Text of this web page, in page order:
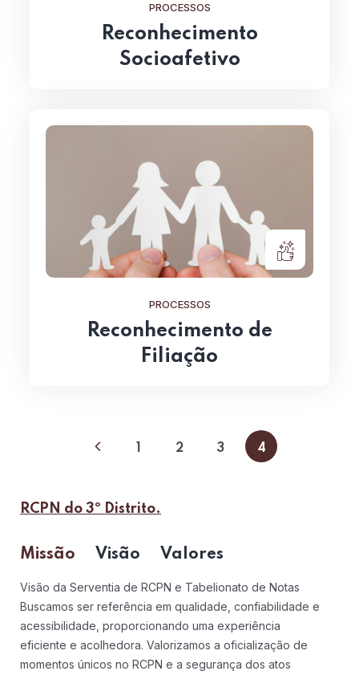
PROCESSOS
Reconhecimento
Socioafetivo
PROCESSOS
Reconhecimento de
Filiação
2 3 4
RCPN do 3º Distrito.
Missão Visão Valores
Visão da Serventia de RCPN e Tabelionato de Notas
Buscamos ser referência em qualidade, confiabilidade e
acessibilidade, proporcionando uma experiência
eficiente e acolhedora. Valorizamos a oficialização de
momentos únicos no RCPN e a segurança dos atos